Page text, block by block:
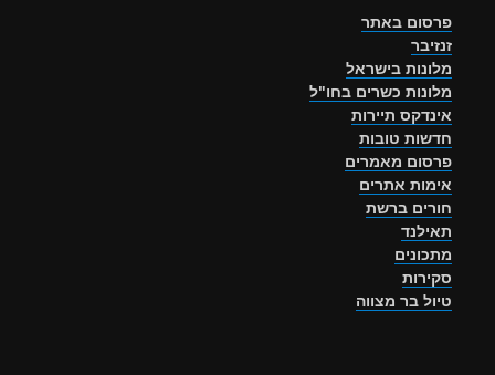
פרסום באתר
זנזיבר
מלונות בישראל
מלונות כשרים בחו"ל
אינדקס תיירות
חדשות טובות
פרסום מאמרים
אימות אתרים
חורים ברשת
תאילנד
מתכונים
סקירות
טיול בר מצווה